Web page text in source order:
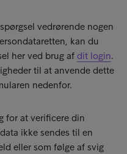
vedrørende nogen
kan du
her ved brug af dit login.
til at anvende dette
nedenfor.
for at verificere din
ikke sendes til en
eller som følge af svig